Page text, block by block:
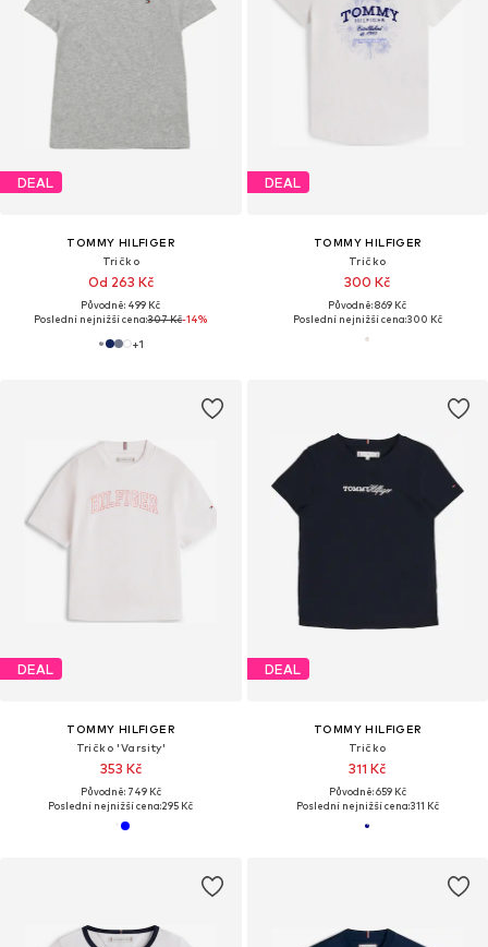
DEAL
TOMMY HILFIGER
Tričko
Od 263 Kč
Původně: 499 Kč
Poslední nejnižší cena:307 Kč-14%
+1
DEAL
TOMMY HILFIGER
Tričko
300 Kč
Původně: 869 Kč
Poslední nejnižší cena:300 Kč
DEAL
TOMMY HILFIGER
Tričko 'Varsity'
353 Kč
Původně: 749 Kč
Poslední nejnižší cena:295 Kč
DEAL
TOMMY HILFIGER
Tričko
311 Kč
Původně: 659 Kč
Poslední nejnižší cena:311 Kč